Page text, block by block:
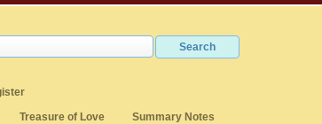
Treasure of Love
Summary Notes